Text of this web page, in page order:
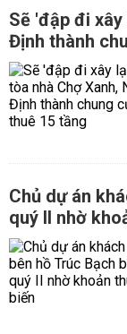
Sẽ 'đập đi
Định thành
Chủ dự án
quý II nhờ